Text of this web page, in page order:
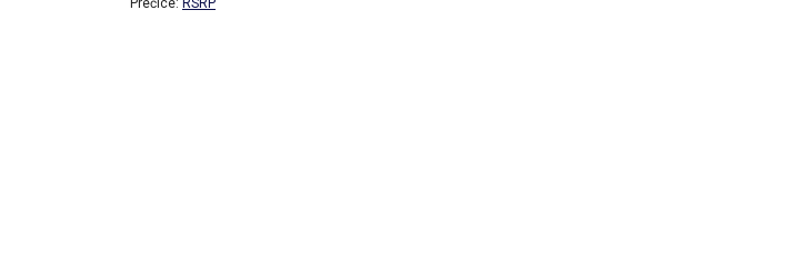
Prečice: RSRP